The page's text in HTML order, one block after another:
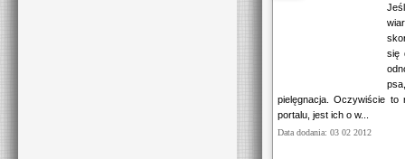
się
pielęgnacja. Oczywiście
portalu, jest ich o w...
Data dodania: 03 02 2012